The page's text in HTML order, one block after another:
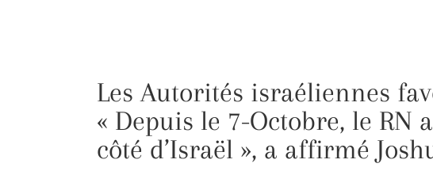
Les Autorités israéliennes
« Depuis le 7-Octobre, le
côté d’Israël », a affirmé